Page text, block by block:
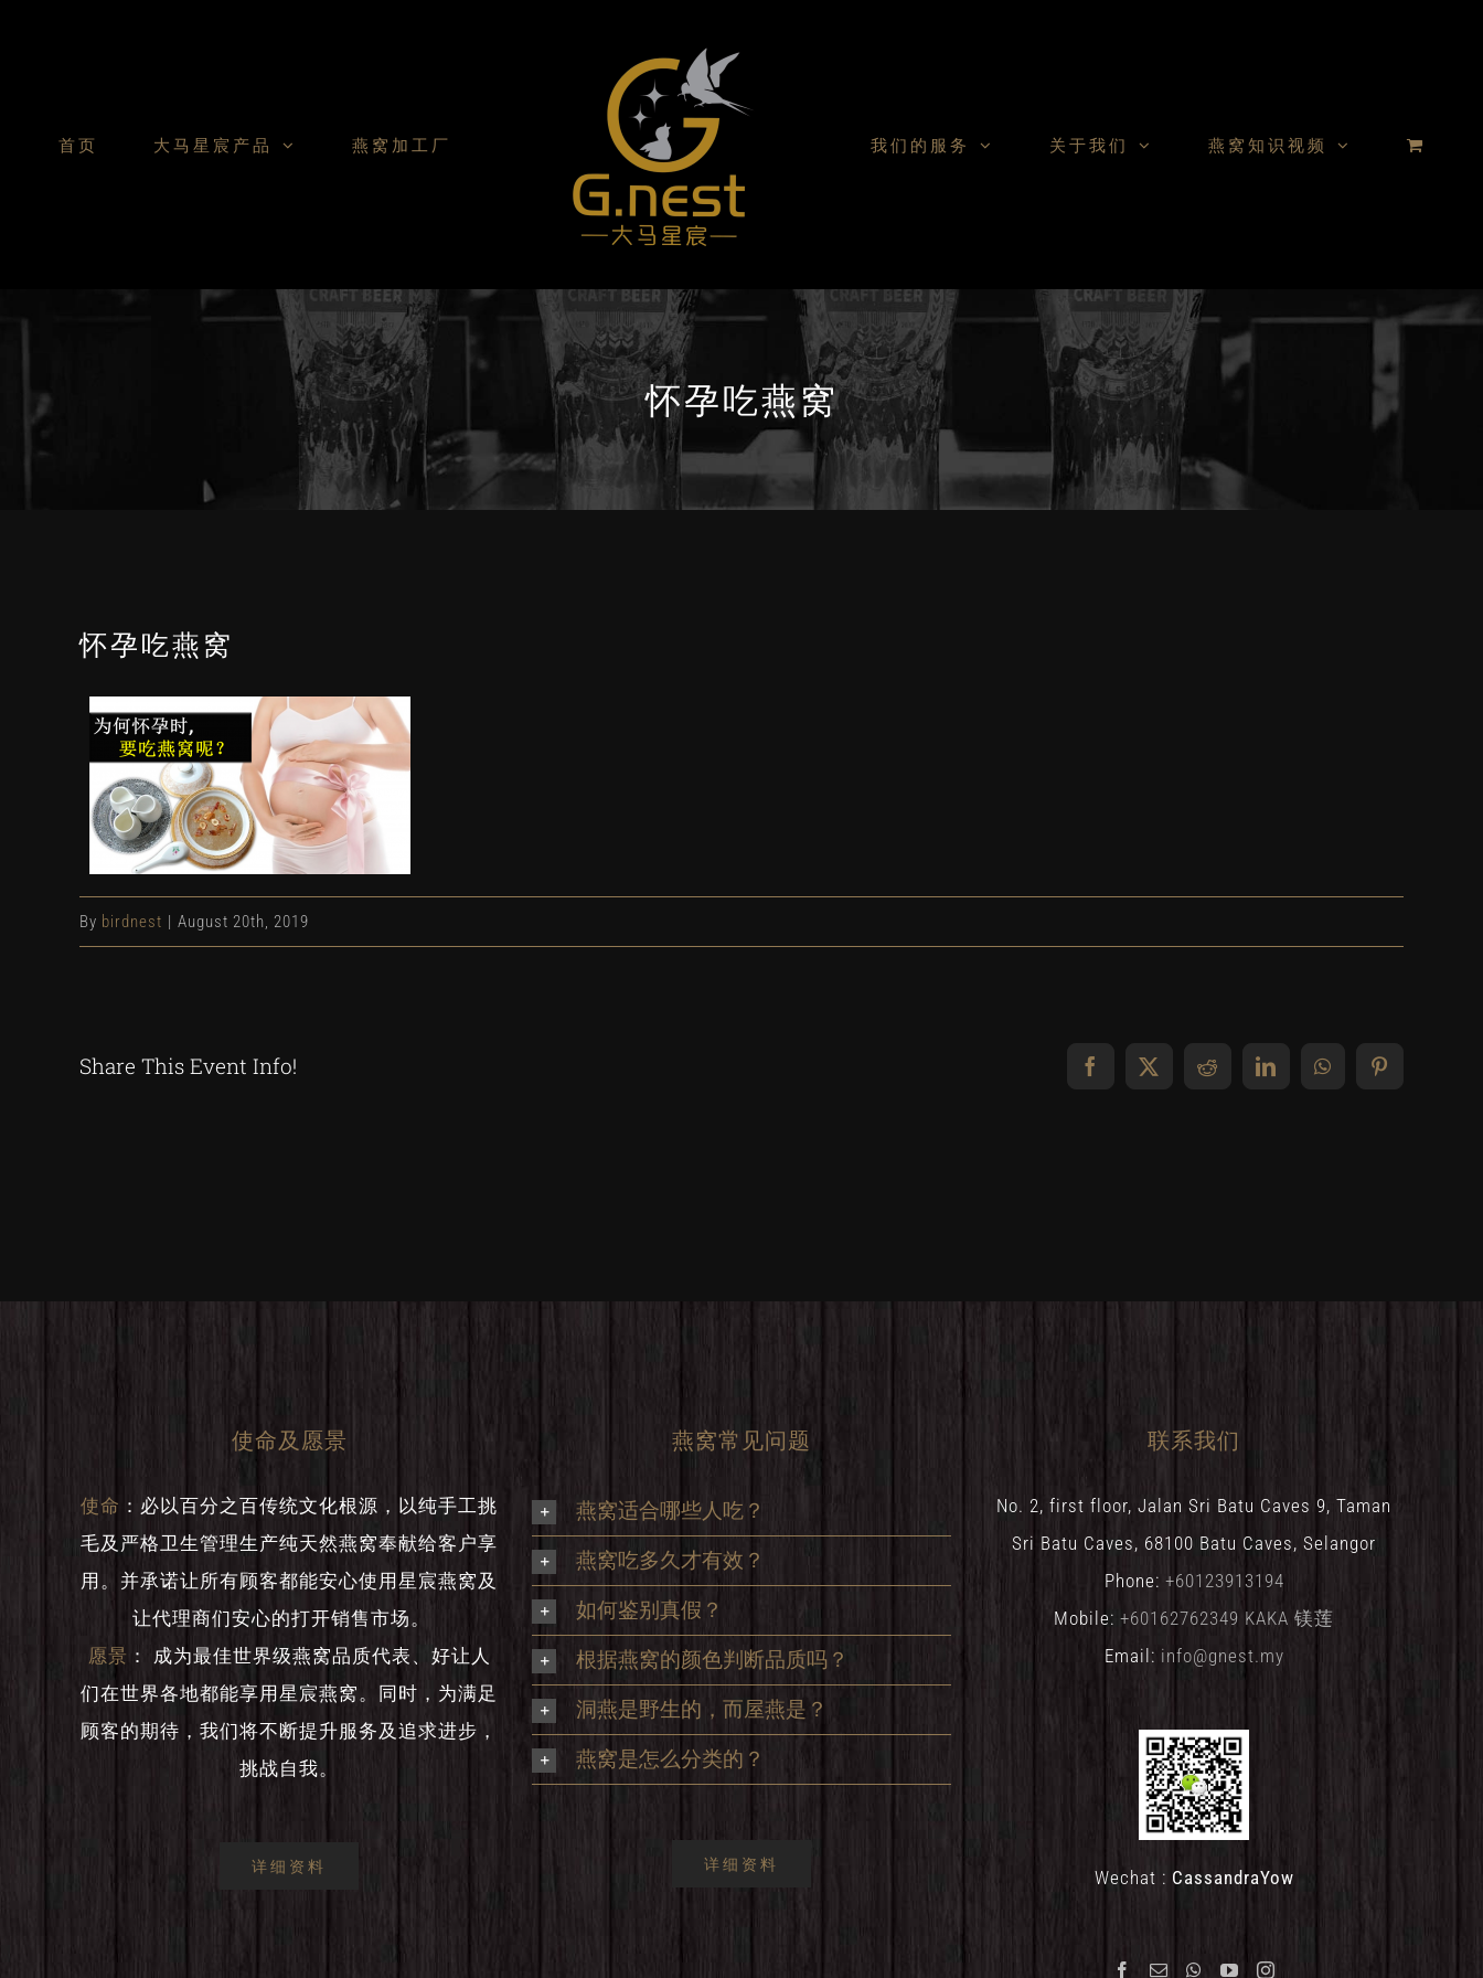
首页 大马星宸产品 燕窝加工厂 我们的服务 关于我们 燕窝知识视频
怀孕吃燕窝
怀孕吃燕窝
By birdnest | August 20th, 2019
Share This Event Info! Facebook
X RedditLinkedInWhatsAppPinterest
使命及愿景
使命 ： 必以百分之百传统文化根源，以纯手工挑
毛及严格卫生管理生产纯天然燕窝奉献给客户享
用。并承诺让所有顾客都能安心使用星宸燕窝及
让代理商们安心的打开销售市场。
愿景 ：
成为最佳世界级燕窝品质代表、好让人
们在世界各地都能享用星宸燕窝。同时，为满足
顾客的期待，我们将不断提升服务及追求进步，
挑战自我。
详细资料
燕窝常见问题
燕窝适合哪些人吃？
燕窝吃多久才有效？
如何鉴别真假？
根据燕窝的颜色判断品质吗？
洞燕是野生的，而屋燕是？
燕窝是怎么分类的？
详细资料
联系我们
No. 2, first floor, Jalan Sri Batu Caves 9, Taman
Sri Batu Caves, 68100 Batu Caves, Selangor
Phone: +60123913194
Mobile: +60162762349 KAKA 镁莲
Email: info@gnest.my
Wechat : CassandraYow